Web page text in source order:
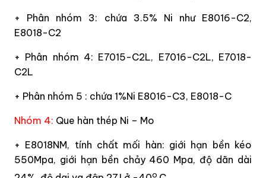
+ Phân nhóm 3: chứa 3.5% Ni như E8016-C2,
E8018-C2
+ Phân nhóm 4: E7015-C2L, E7016-C2L, E7018-
C2L
+ Phân nhóm 5 : chứa 1%Ni E8016-C3, E8018-C
Nhóm 4: Que hàn thép Ni – Mo
+ E8018NM, tính chất mối hàn: giới hạn bền kéo
550Mpa, giới hạn bền chảy 460 Mpa, độ dãn dài
o